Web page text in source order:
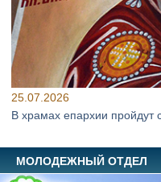
25.07.2026
В храмах епархии
МОЛОДЕЖНЫЙ ОТДЕЛ